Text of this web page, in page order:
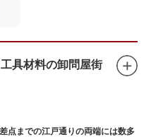
具材料の卸問屋街
点までの江戸通りの両端には数多